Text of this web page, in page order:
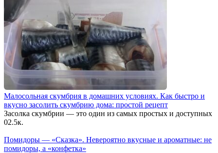
Малосольная скумбрия в домашних условиях. Как быстро и
вкусно засолить скумбрию дома: простой рецепт
Засолка скумбрии — это один из самых простых и доступных
02.5к.
Помидоры — «Сказка». Невероятно вкусные и ароматные: не
помидоры, а «конфетка»